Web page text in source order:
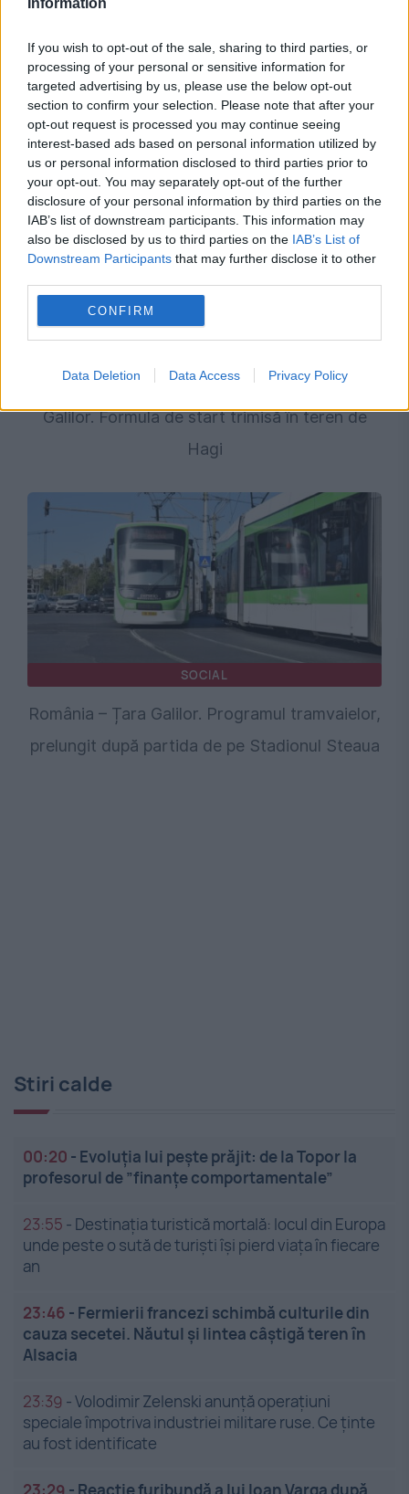
Information
If you wish to opt-out of the sale, sharing to third parties, or
processing of your personal or sensitive information for
targeted advertising by us, please use the below opt-out
section to confirm your selection. Please note that after your
opt-out request is processed you may continue seeing
interest-based ads based on personal information utilized by
us or personal information disclosed to third parties prior to
your opt-out. You may separately opt-out of the further
disclosure of your personal information by third parties on the
IAB’s list of downstream participants. This information may
also be disclosed by us to third parties on the IAB’s List of
Downstream Participants that may further disclose it to other
CONFIRM
Data Deletion Data Access Privacy Policy
Fostul antrenor al FC Sevilla, Joaquín
Caparrós, diagnosticat cu cancer de colon.
Clubul spaniol i-a transmis sprijinul
SPORT
Tricolorii, pregătiți pentru duelul cu Țara
Galilor. Formula de start trimisă în teren de
Hagi
SOCIAL
România – Țara Galilor. Programul tramvaielor,
prelungit după partida de pe Stadionul Steaua
Stiri calde
00:20 - Evoluția lui pește prăjit: de la Topor la
profesorul de ”finanțe comportamentale”
23:55 - Destinația turistică mortală: locul din Europa
unde peste o sută de turiști își pierd viața în fiecare
an
23:46 - Fermierii francezi schimbă culturile din
cauza secetei. Năutul și lintea câștigă teren în
Alsacia
23:39 -Volodimir Zelenski anunță operațiuni
speciale împotriva industriei militare ruse. Ce ținte
au fost identificate